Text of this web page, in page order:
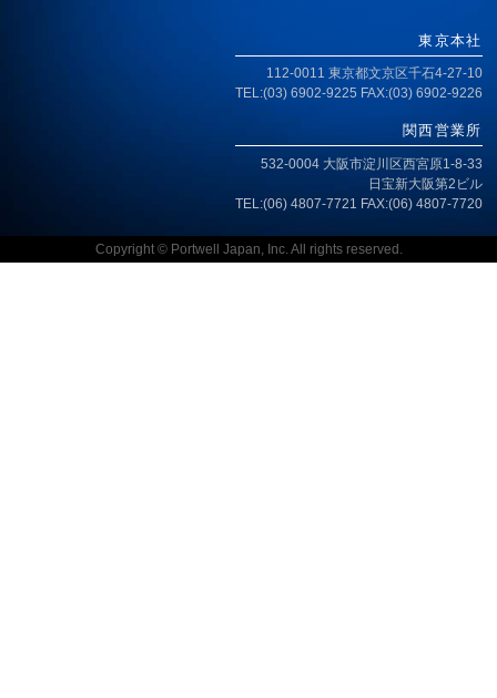
東京本社
112-0011 東京都文京区千石4-27-10
TEL:(03) 6902-9225 FAX:(03) 6902-9226
関西営業所
532-0004 大阪市淀川区西宮原1-8-33
日宝新大阪第2ビル
TEL:(06) 4807-7721 FAX:(06) 4807-7720
Copyright © Portwell Japan, Inc. All rights reserved.